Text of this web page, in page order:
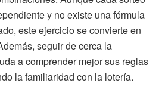
y no existe una fórmula
este ejercicio se convierte en
seguir de cerca la
a comprender mejor sus reglas
la familiaridad con la lotería.